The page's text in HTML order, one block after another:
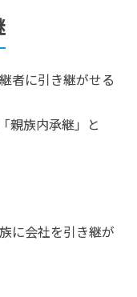
者に引き継がせる
親族内承継」と
に会社を引き継が